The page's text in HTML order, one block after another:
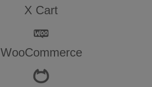
X Cart
WooCommerce